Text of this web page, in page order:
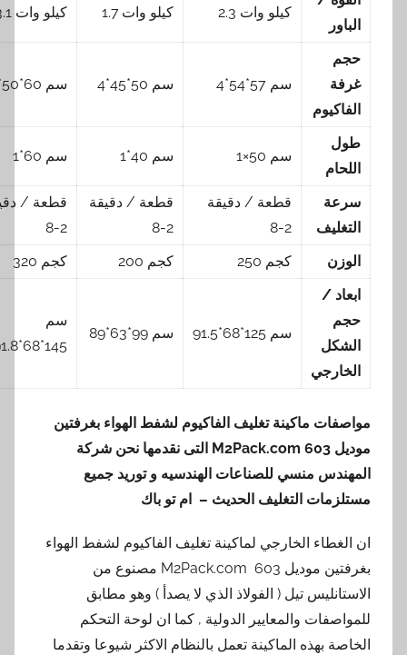
كيلو وات 2.3 كيلو وات 1.7 كيلو وات 3.1
غرفة
الفاكيوم
سم 60*50*4
اللحام
سرعة
التغليف
قطعة / دقيقة
2-8
قطعة / دقيقة
قطعة / دقيقة
ابعاد /
الشكل
الخارجي
سم 99*63*89
مواصفات ماكينة تغليف الفاكيوم لشفط الهواء بغرفتين
موديل 603
التى نقدمها نحن شركة
المهندس منسي للصناعات الهندسيه و توريد جميع
مستلزمات التغليف الحديث – ام تو باك
ان الغطاء الخارجي لماكينة تغليف الفاكيوم لشفط الهواء
بغرفتين موديل 603 M2Pack.com مصنوع من
الاستانليس تيل ( الفولاذ الذي لا يصدأ ) وهو مطابق
للمواصفات والمعايير الدولية , كما ان لوحة التحكم
الخاصة بهذه الماكينة تعمل بالنظام الاكثر شيوعا وتقدما